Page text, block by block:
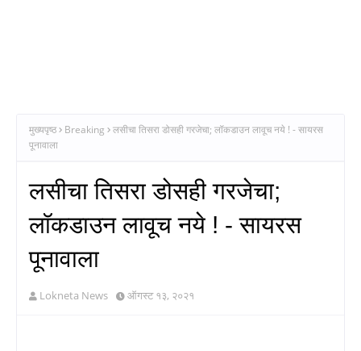
मुख्यपृष्ठ Breaking
लसीचा तिसरा डोसही गरजेचा; लॉकडाउन लावूच नये ! - सायरस
पूनावाला
लसीचा तिसरा डोसही गरजेचा;
लॉकडाउन लावूच नये ! - सायरस
पूनावाला
Lokneta News ऑगस्ट १३, २०२१